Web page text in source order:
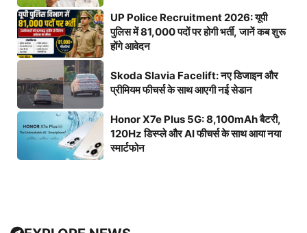
UP Police Recruitment 2026: यूपी
पुलिस में 81,000 पदों पर होगी भर्ती, जानें कब शुरू
होंगे आवेदन
Skoda Slavia Facelift: नए डिजाइन और
प्रीमियम फीचर्स के साथ आएगी नई सेडान
Honor X7e Plus 5G: 8,100mAh बैटरी,
120Hz डिस्प्ले और AI फीचर्स के साथ आया नया
स्मार्टफोन